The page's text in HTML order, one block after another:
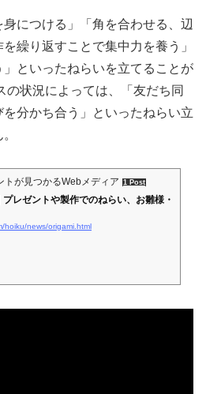
身につける」「角を合わせる、辺
繰り返すことで集中力を養う」
」といったねらいを立てることが
の状況によっては、「友だち同
分かち合う」といったねらい立
トが見つかるWebメディア 1 Post
レゼントや製作でのねらい、お雛様・
hoiku/news/origami.html